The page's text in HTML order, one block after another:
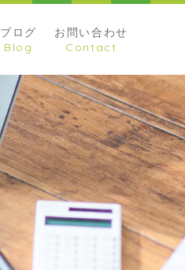
ブログ お問い合わせ